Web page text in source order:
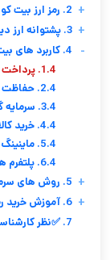
2. رمز ارز بیت کوین چیست؟ +
3. پشتوانه ارز دیجیتال بیت کوین +
4. کاربرد های بیت کوین -
1.4. پرداخت های بین المللی با بیت کوین
2.4. حفاظت از دارایی در برابر تورم با بیت کوین
3.4. سرمایه گذاری و معاملات با بیت کوین
4.4. خرید کالا و خدمات با بیت کوین
5.4. ماینینگ و امنیت شبکه با بیت کوین
6.4. پلتفرم های مالی غیر متمرکز (DeFi) با بیت کوین
5. روش های سرمایه گذاری در بیت کوین +
6. آموزش خرید رمز ارز بیت کوین در صرافی ها +
7. ✅نظر کارشناسان تاپ بروکر ایران